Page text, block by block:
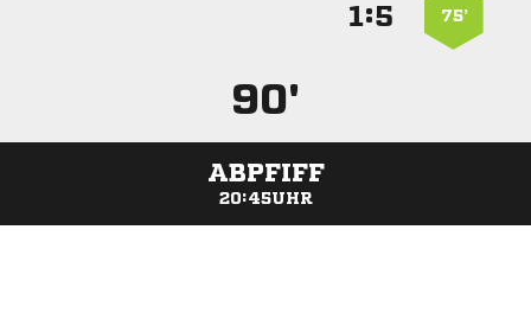
75’
:
90'
ABPFIFF
20:45UHR